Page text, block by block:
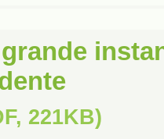
221KB)